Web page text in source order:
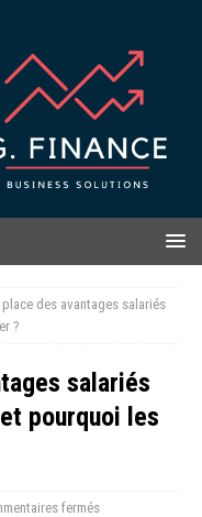
des avantages salariés
?
salariés
pourquoi les
fermés